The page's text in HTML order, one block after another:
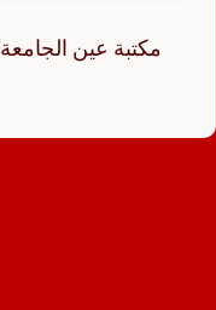
‏مكتبة عين الجامعة‏